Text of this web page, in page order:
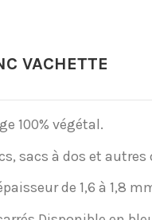
VACHETTE
100% végétal.
sacs à dos et
de 1,6 à 1,8